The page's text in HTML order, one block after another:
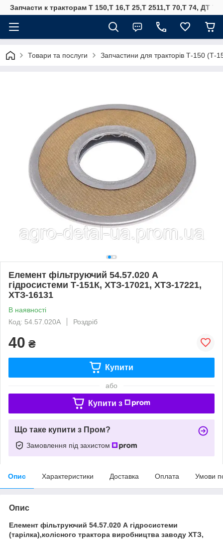
Запчасти к тракторам Т 150,Т 16,Т 25,Т 2511,Т 70,Т 74, ДТ
Товари та послуги Запчастини для тракторів Т-150
Елемент фільтруючий 54.57.020 А
гідросистеми Т-151К, ХТЗ-17021, ХТЗ-17221,
ХТЗ-16131
В наявності
Код: 54.57.020А
Роздріб
40 ₴
Купити
або
Купити з
Що таке купити з Пром?
Замовлення під захистом
Опис Характеристики Доставка Оплата Умови
Опис
Елемент фільтруючий 54.57.020 А гідросистеми
(тарілка),колісного трактора виробництва заводу ХТЗ,